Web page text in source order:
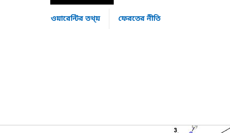
ওয়ারেন্টির তথ্য় ফেরতের নীতি